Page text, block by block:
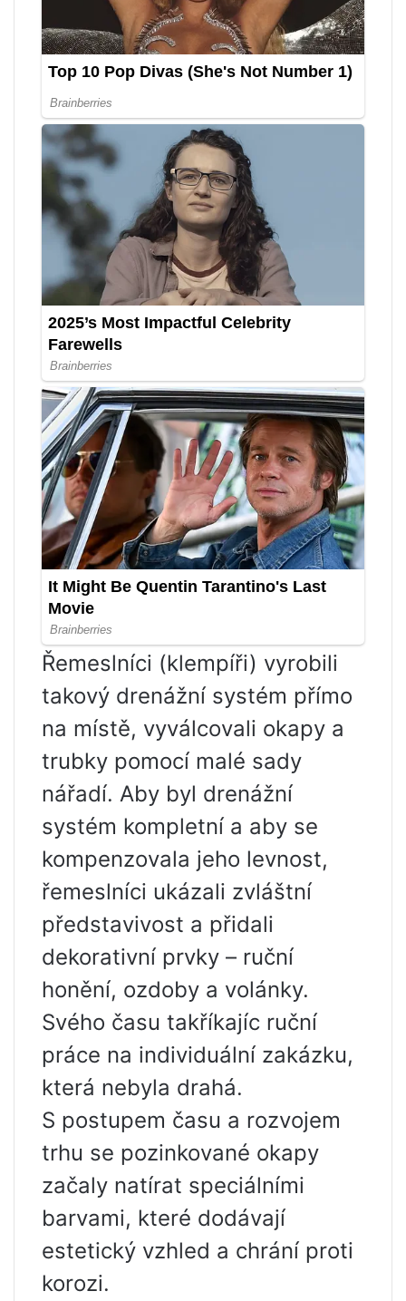
Řemeslníci (klempíři) vyrobili
takový drenážní systém přímo
na místě, vyválcovali okapy a
trubky pomocí malé sady
nářadí. Aby byl drenážní
systém kompletní a aby se
kompenzovala jeho levnost,
řemeslníci ukázali zvláštní
představivost a přidali
dekorativní prvky – ruční
honění, ozdoby a volánky.
Svého času takříkajíc ruční
práce na individuální zakázku,
která nebyla drahá.
S postupem času a rozvojem
trhu se pozinkované okapy
začaly natírat speciálními
barvami, které dodávají
estetický vzhled a chrání proti
korozi.